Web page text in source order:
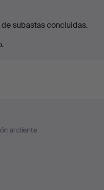
subastas concluidas.
al cliente